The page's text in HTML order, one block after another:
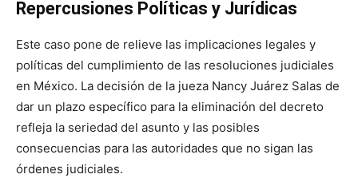
Repercusiones Políticas y Jurídicas
Este caso pone de relieve las implicaciones legales y
políticas del cumplimiento de las resoluciones judiciales
en México. La decisión de la jueza Nancy Juárez Salas de
dar un plazo específico para la eliminación del decreto
refleja la seriedad del asunto y las posibles
consecuencias para las autoridades que no sigan las
órdenes judiciales.